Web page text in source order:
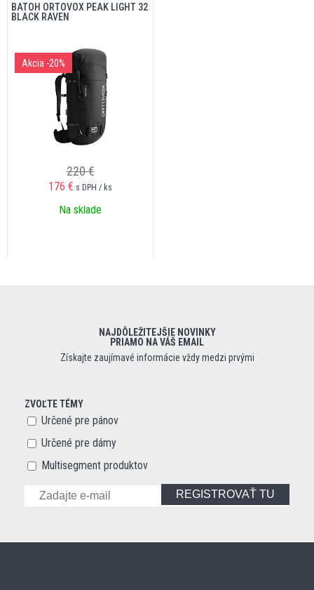
BATOH ORTOVOX PEAK LIGHT 32
BLACK RAVEN
Akcia -20%
220 €
176 € s DPH / ks
Na sklade
NAJDÔLEŽITEJŠIE NOVINKY
PRIAMO NA VÁŠ EMAIL
Získajte zaujímavé informácie vždy medzi prvými
ZVOĽTE TÉMY
Určené pre pánov
Určené pre dámy
Multisegment produktov
REGISTROVAŤ TU